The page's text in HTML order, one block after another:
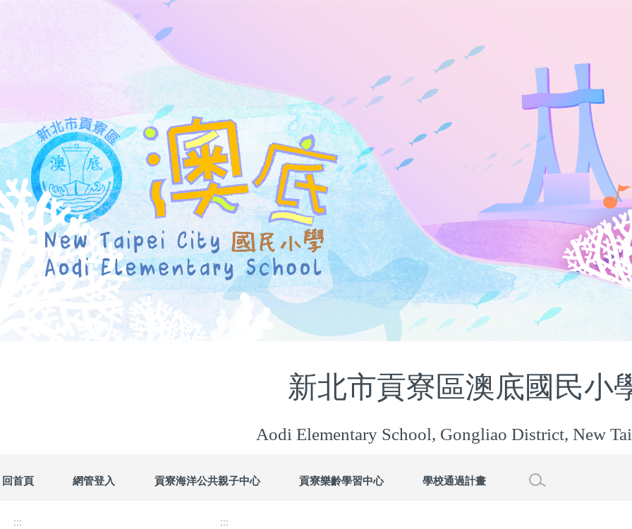
新北市貢寮區澳底國民
Aodi Elementary School, Gongliao District, New
回首頁 網管登入 貢寮海洋公共親子中心 貢寮樂齡學習中心 學校通過計畫
::: :::